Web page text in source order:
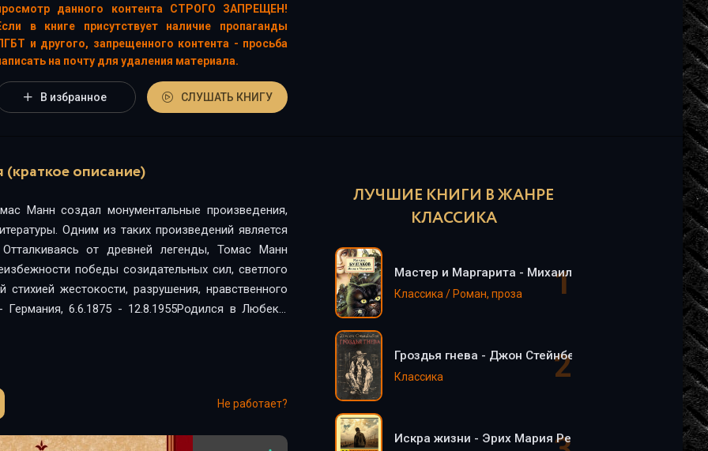
данного контента СТРОГО ЗАПРЕЩЕН!
в книге присутствует наличие пропаганды
и другого, запрещенного контента - просьба
на почту для удаления материала.
В избранное СЛУШАТЬ КНИГУ
описание)
Манн создал монументальные произведения,
Одним из таких произведений является
от древней легенды, Томас Манн
победы созидательных сил, светлого
жестокости, разрушения, нравственного
6.6.1875 - 12.8.1955Родился в Любеке,
литературной ниве добился успеха уже первым
годов, когда в Германии к власти пришли
жил в США, после второй мировой войны, в 1952
Не работает?
ЛУЧШИЕ КНИГИ В ЖАНРЕ
КЛАССИКА
Мастер и Маргарита - Михаил Булгаков
Классика / Роман, проза
Гроздья гнева - Джон Стейнбек
Классика
Искра жизни - Эрих Мария Ремарк